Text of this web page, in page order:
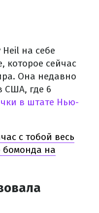
на себе
которое сейчас
Она недавно
США, где 6
в штате Нью-
с тобой весь
бомонда на